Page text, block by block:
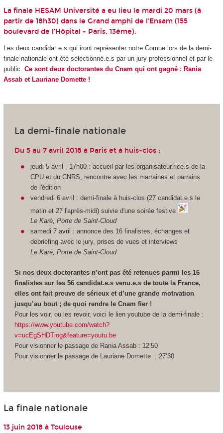
La finale HESAM Université a eu lieu le mardi 20 mars (à
partir de 18h30) dans le Grand amphi de l'Ensam(155
boulevard de l'Hôpital - Paris, 13ème).
Les deux candidat.e.s qui iront représenter notre Comue lors de la demi-
finale nationale ont été sélectionné.e.s par un jury professionnel et par le
public. Ce sont deux doctorantes du Cnam qui ont gagné : Rania
Assab et Lauriane Domette !
La demi-finale nationale
Du 5 au 7 avril 2018 à Paris et à huis-clos :
jeudi 5 avril - 17h00 : accueil par les organisateur.rice.s de la
CPU et du CNRS, rencontre avec les marraines et parrains
de l'édition
vendredi 6 avril : demi-finale à huis-clos (27 candidat.e.s le
matin et 27 l'après-midi) suivie d'une soirée festive
Le Karé, Porte de Saint-Cloud
samedi 7 avril : annonce des 16 finalistes, échanges et
debriefing avec le jury, prises de vues et interviews
Le Karé, Porte de Saint-Cloud
Si nos deux doctorantes n’ont pas été retenues parmi les 16
finalistes sur les 56 candidat.e.s venu.e.s de toute la France,
elles ont fait preuve de sérieux et d’une grande motivation
jusqu’au bout ; de quoi rendre le Cnam fier !
Pour les voir, ou les revoir, voici le lien youtube de la demi-finale :
https://www.youtube.com/watch?
v=ucEgSHDTiog&feature=youtu.be
Pour visionner le passage de Rania Assab : 12’50
Pour visionner le passage de Lauriane Domette : 27’30
La finale nationale
13 juin 2018 à Toulouse